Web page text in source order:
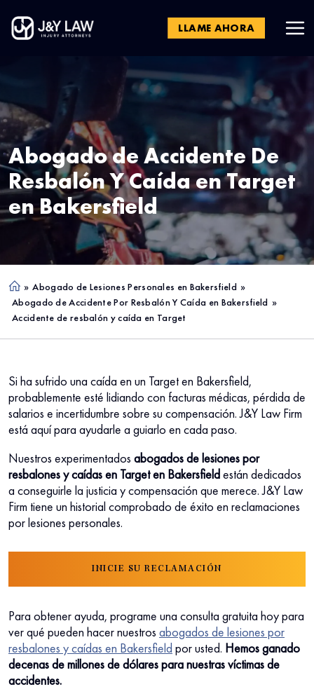
LLAME AHORA
Abogado de Accidente De
Resbalón Y Caída en Target
enBakersfield
Ho
me
» Abogado de Lesiones Personales en Bakersfield »
Abogado de Accidente Por Resbalón Y Caída en Bakersfield »
Accidente de resbalón y caída en Target
Si ha sufrido una caída en un Target en Bakersfield,
probablemente esté lidiando con facturas médicas, pérdida de
salarios e incertidumbre sobre su compensación. J&Y Law Firm
está aquí para ayudarle a guiarlo en cada paso.
Nuestros experimentados abogados de lesiones por
resbalones y caídas en Target en Bakersfieldestán dedicados
a conseguirle la justicia y compensación que merece. J&Y Law
Firm tiene un historial comprobado de éxito en reclamaciones
por lesiones personales.
INICIE SU RECLAMACIÓN
Para obtener ayuda, programe una consulta gratuita hoy para
ver qué pueden hacer nuestros abogados de lesiones por
resbalones y caídas en Bakersfield por usted. Hemos ganado
decenas de millones de dólares para nuestras víctimas de
accidentes.